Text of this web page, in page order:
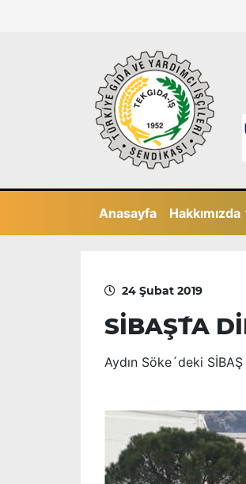
Anasayfa Hakkımızda
24 Şubat 2019
SİBAŞ´TA
Aydın Söke´deki